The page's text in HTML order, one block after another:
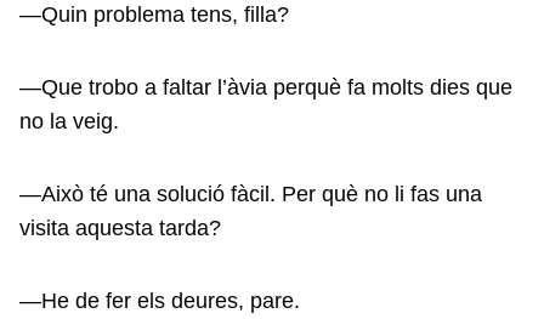
—Quin problema tens, filla?
—Que trobo a faltar l’àvia perquè fa molts dies que
no la veig.
—Això té una solució fàcil. Per què no li fas una
visita aquesta tarda?
—He de fer els deures, pare.